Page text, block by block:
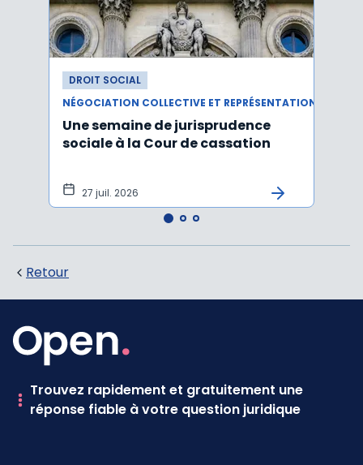
DROIT SOCIAL
Une semaine de jurisprudence
sociale à la Cour de cassation
27 juil. 2026
Retour
Trouvez rapidement et gratuitement une
réponse fiable à votre question juridique